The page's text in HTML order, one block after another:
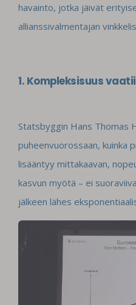
havainto, jotka jäivät
allianssivalmentajan
1. Kompleksisuus
Statsbyggin Hans Thomas
puheenvuorossaan, kuinka
lisääntyy mittakaavan,
kasvun myötä – ei
jälkeen lähes